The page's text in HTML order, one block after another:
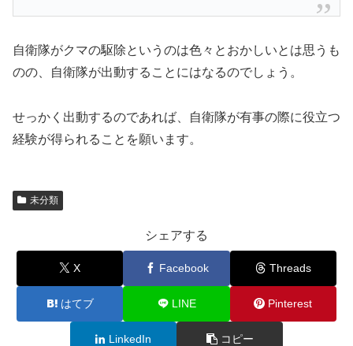
自衛隊がクマの駆除というのは色々とおかしいとは思うも
のの、自衛隊が出動することにはなるのでしょう。
せっかく出動するのであれば、自衛隊が有事の際に役立つ
経験が得られることを願います。
未分類
シェアする
X Facebook Threads
はてブ LINE Pinterest
LinkedIn コピー